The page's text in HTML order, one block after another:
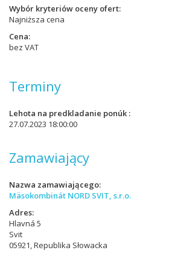
Wybór kryteriów oceny ofert
Najniższa cena
Cena
bez VAT
Terminy
Lehota na predkladanie ponúk
27.07.2023 18:00:00
Zamawiający
Nazwa zamawiającego
Mäsokombinát NORD SVIT, s.r.o.
Adres
Hlavná 5
Svit
05921, Republika Słowacka